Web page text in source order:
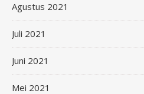
Agustus 2021
Juli 2021
Juni 2021
Mei 2021